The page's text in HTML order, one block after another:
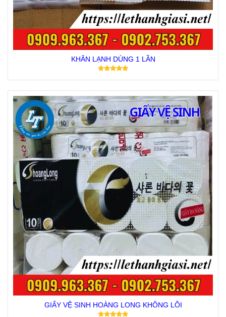
KHĂN LẠNH DÙNG 1 LẦN
GIẤY VỆ SINH HOÀNG LONG KHÔNG LÕI